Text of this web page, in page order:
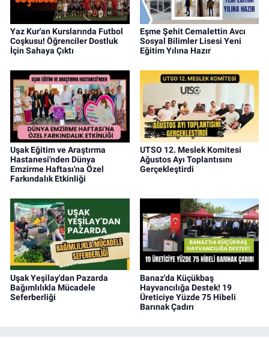
Yaz Kur'an Kurslarında Futbol
Coşkusu! Öğrenciler Dostluk
İçin Sahaya Çıktı
Eşme Şehit Cemalettin Avcı
Sosyal Bilimler Lisesi Yeni
Eğitim Yılına Hazır
Uşak Eğitim ve Araştırma
Hastanesi'nden Dünya
Emzirme Haftası'na Özel
Farkındalık Etkinliği
UTSO 12. Meslek Komitesi
Ağustos Ayı Toplantısını
Gerçekleştirdi
Uşak Yeşilay'dan Pazarda
Bağımlılıkla Mücadele
Seferberliği
Banaz'da Küçükbaş
Hayvancılığa Destek! 19
Üreticiye Yüzde 75 Hibeli
Barınak Çadırı